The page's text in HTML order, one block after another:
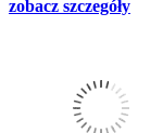
zobacz szczegóły